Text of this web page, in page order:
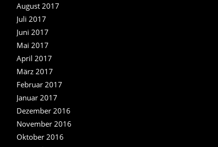
August 2017
Juli 2017
Juni 2017
Mai 2017
April 2017
März 2017
Februar 2017
Januar 2017
Dezember 2016
November 2016
Oktober 2016